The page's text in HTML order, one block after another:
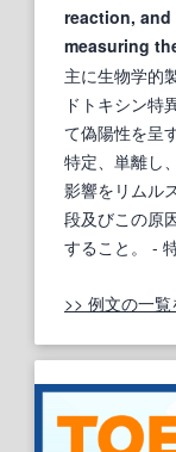
reaction,
measuring
主に生物学的
ドトキシン特
て偽陽性を呈
特定、単離し
影響をリムル
段及びこの原
すること。
-
>> 例文の一覧